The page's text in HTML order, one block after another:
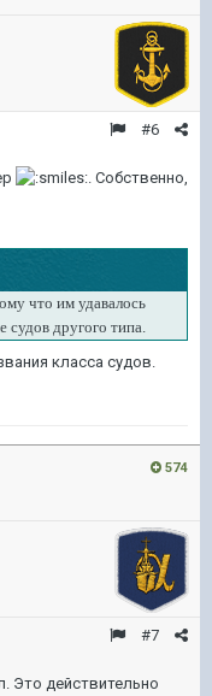
#6
. Собственно,
что им удавалось
судов другого типа.
класса судов.
574
#7
Это действительно